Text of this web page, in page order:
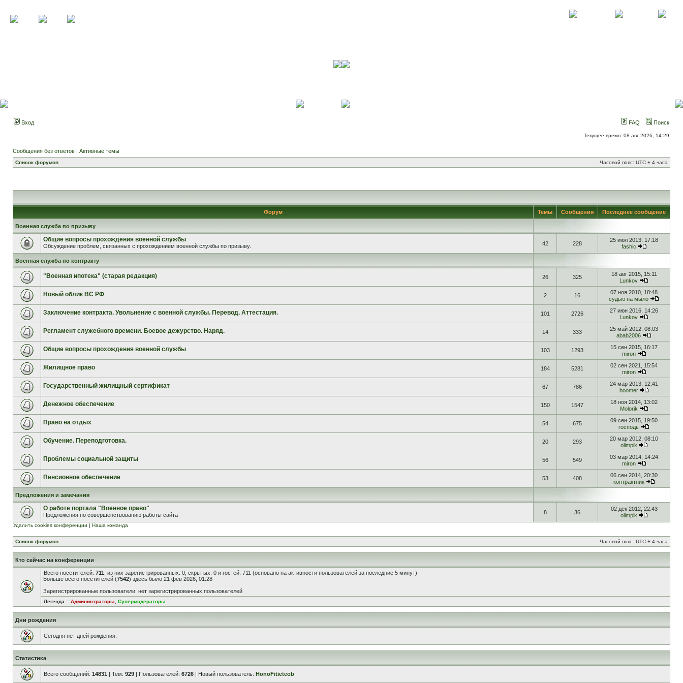
Вход FAQ Поиск
Текущее время: 08 авг 2026, 14:29
Сообщения без ответов | Активные темы
Список форумов Часовой пояс: UTC + 4 часа
Форум Темы Сообщения Последнее сообщение
Военная служба по призыву
Общие вопросы прохождения военной службы
Обсуждение проблем, связанных с прохождением военной службы по призыву. 42 228
25 июл 2013, 17:18
fashic
Военная служба по контракту
"Военная ипотека" (старая редакция) 26 325
18 авг 2015, 15:11
Lunkov
Новый облик ВС РФ 2 16
07 ноя 2010, 18:48
судью на мыло
Заключение контракта. Увольнение с военной службы. Перевод. Аттестация. 101 2726
27 июн 2016, 14:26
Lunkov
Регламент служебного времени. Боевое дежурство. Наряд. 14 333
25 май 2012, 08:03
abab2006
Общие вопросы прохождения военной службы 103 1293
15 сен 2015, 16:17
miron
Жилищное право 184 5281
02 сен 2021, 15:54
miron
Государственный жилищный сертификат 67 786
24 мар 2013, 12:41
boomer
Денежное обеспечение 150 1547
18 ноя 2014, 13:02
Molorik
Право на отдых 54 675
09 сен 2015, 19:50
господь
Обучение. Переподготовка. 20 293
20 мар 2012, 08:10
olimpik
Проблемы социальной защиты 56 549
03 мар 2014, 14:24
miron
Пенсионное обеспечение 53 408
06 сен 2014, 20:30
контрактник
Предложения и замечания
О работе портала "Военное право"
Предложения по совершенствованию работы сайта 8 36
02 дек 2012, 22:43
olimpik
Удалить cookies конференции | Наша команда
Список форумов Часовой пояс: UTC + 4 часа
Кто сейчас на конференции
Всего посетителей: 711 , из них зарегистрированных: 0, скрытых: 0 и гостей: 711 (основано на активности пользователей за последние 5 минут)
Больше всего посетителей (7542) здесь было 21 фев 2026, 01:28
Зарегистрированные пользователи: нет зарегистрированных пользователей
Легенда :: Администраторы Супермодераторы
Дни рождения
Сегодня нет дней рождения.
Статистика
Всего сообщений: 14831 | Тем: 929 | Пользователей: 6726 | Новый пользователь: HonoFitieteob